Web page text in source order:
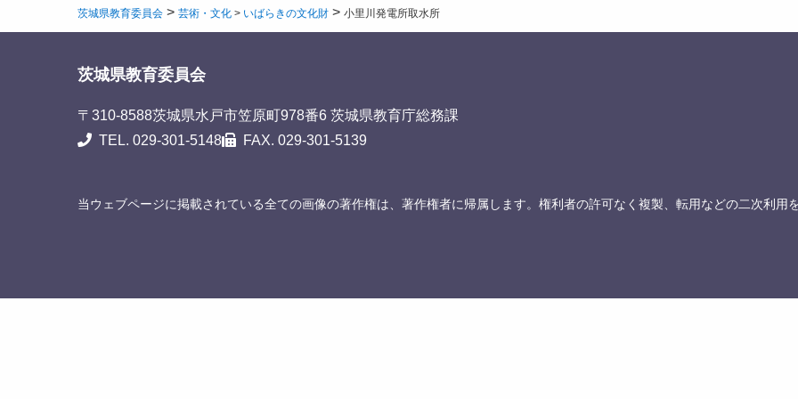
茨城県教育委員会 > 芸術・文化 > いばらきの文化財 > 小里川発電所取水所
茨城県教育委員会
〒310-8588茨城県水戸市笠原町978番6 茨城県教育庁総務課
TEL. 029-301-5148
FAX. 029-301-5139
当ウェブページに掲載されている全ての画像の著作権は、著作権者に帰属します。権利者の許可なく複製、転用などの二次利用